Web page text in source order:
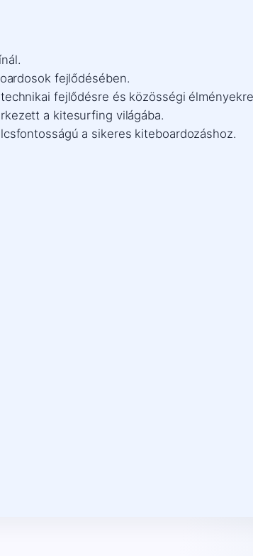
fejlődésében.
fejlődésre és közösségi
a kitesurfing világába.
a sikeres kiteboardozáshoz.